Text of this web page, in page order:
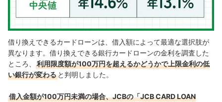
借り換えできるカードローンは、借入額によって最適な選択肢が
異なります。借り換えできる銀行カードローンの金利を調査した
ところ、
利用限度額が100万円を超えるかどうかで上限金利の低
い銀行が変わる と判明しました。
借入金額が100万円未満の場合、JCBの「JCB CARD LOAN